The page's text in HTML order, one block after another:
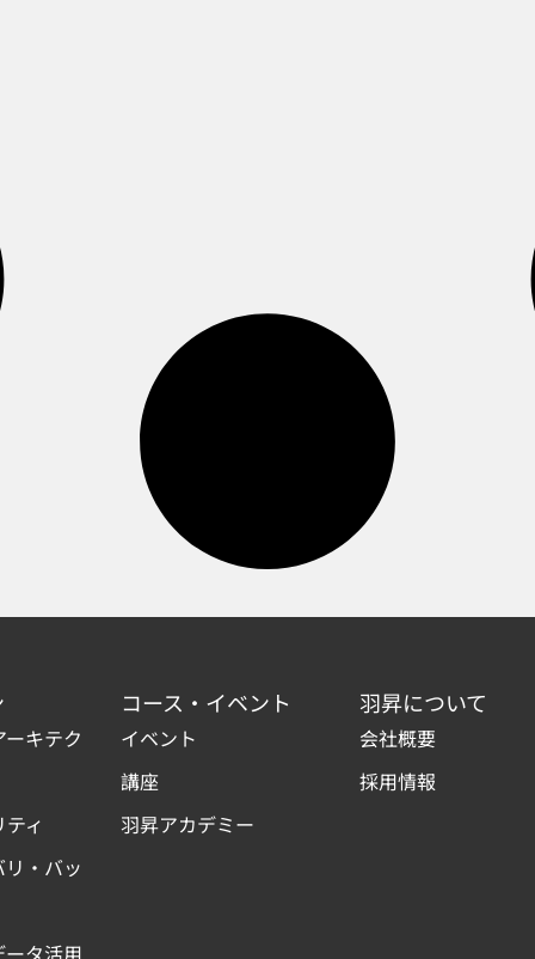
キテク
ィ
・バッ
タ活用
コース・イベント
イベント
講座
羽昇アカデミー
羽昇について
会社概要
採用情報